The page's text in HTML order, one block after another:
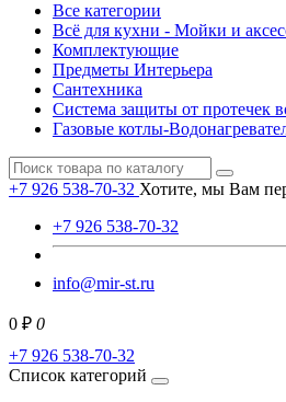
Все категории
Всё для кухни - Мойки и
Комплектующие
Предметы Интерьера
Сантехника
Система защиты от протечек
Газовые котлы-
+7 926 538-70-32 Хотите, мы Вам
+7 926 538-70-32
info@mir-st.ru
0 ₽ 0
+7 926 538-70-32
Список категорий